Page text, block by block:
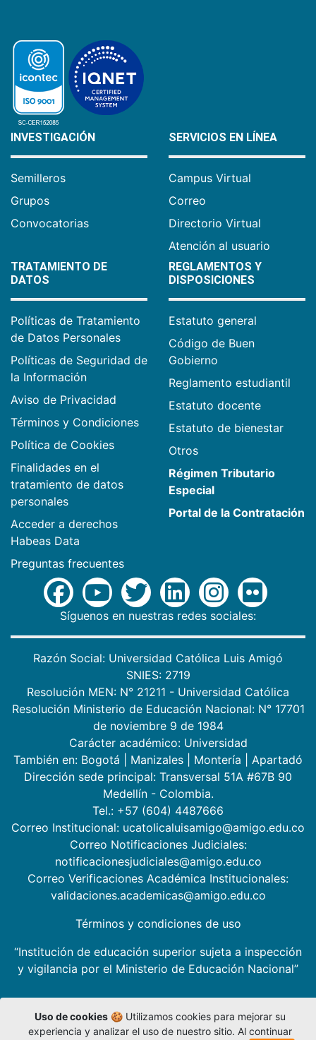
INVESTIGACIÓN
Semilleros
Grupos
Convocatorias
SERVICIOS EN LÍNEA
Campus Virtual
Correo
Directorio Virtual
Atención al usuario
TRATAMIENTO DE
DATOS
Políticas de Tratamiento
de Datos Personales
Políticas de Seguridad de
la Información
Aviso de Privacidad
Términos y Condiciones
Política de Cookies
Finalidades en el
tratamiento de datos
personales
Acceder a derechos
Habeas Data
Preguntas frecuentes
REGLAMENTOS Y
DISPOSICIONES
Estatuto general
Código de Buen
Gobierno
Reglamento estudiantil
Estatuto docente
Estatuto de bienestar
Otros
Régimen Tributario
Especial
Portal de la Contratación
Síguenos en nuestras redes sociales:
Razón Social: Universidad Católica Luis Amigó
SNIES: 2719
Resolución MEN: N° 21211 - Universidad Católica
Resolución Ministerio de Educación Nacional: N° 17701
de noviembre 9 de 1984
Carácter académico: Universidad
También en: Bogotá Manizales Montería
Apartadó
Dirección sede principal: Transversal 51A #67B 90
Medellín - Colombia.
Tel.: +57 (604) 4487666
Correo Institucional: ucatolicaluisamigo@amigo.edu.co
Correo Notificaciones Judiciales:
notificacionesjudiciales@amigo.edu.co
Correo Verificaciones Académica Institucionales:
validaciones.academicas@amigo.edu.co
Términos y condiciones de uso
“Institución de educación superior sujeta a inspección
y vigilancia por el Ministerio de Educación Nacional”
Uso de cookies🍪 Utilizamos cookies para mejorar su
experiencia y analizar el uso de nuestro sitio. Al continuar